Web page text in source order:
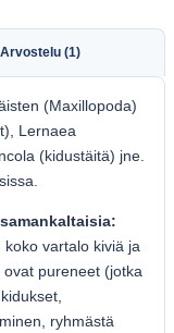
Arvostelu (1)
(Maxillopoda)
Lernaea
(kidustäitä) jne.
vartalo kiviä ja
pureneet (jotka
ryhmästä